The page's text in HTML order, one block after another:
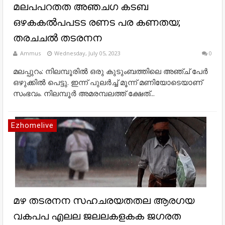
മലപപറതത അഞചഗ കടബ
ഒഴകകൽപപടട രണട പര കണതയ;
തരചചൽ തടരനന
Ammus Wednesday, July 05, 2023 0
മലപ്പുറം: നിലമ്പൂരിൽ ഒരു കുടുംബത്തിലെ അഞ്ച് പേർ
ഒഴുക്കിൽ പെട്ടു. ഇന്ന് പുലർച്ച് മൂന്ന് മണിയോടെയാണ്
സംഭവം. നിലമ്പൂർ അമരമ്പലത്ത് ക്ഷേത്...
Ezhomelive
മഴ തടരനന സഹചരയതതല ആരഗയ
വകപപ എലല ജലലകളകക ജഗരത